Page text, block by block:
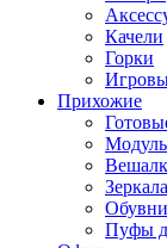
Качели
Горки
Прихожие
Пуфы